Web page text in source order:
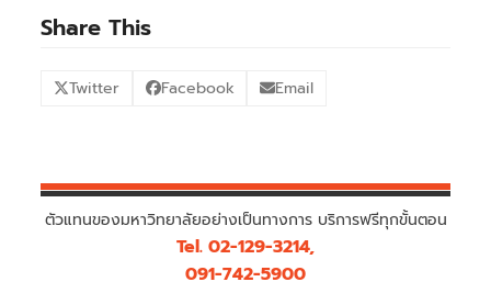
Share This
Twitter Facebook Email
ตัวแทนของมหาวิทยาลัยอย่างเป็นทางการ บริการฟรีทุกขั้นตอน
Tel. 02-129-3214,
091-742-5900